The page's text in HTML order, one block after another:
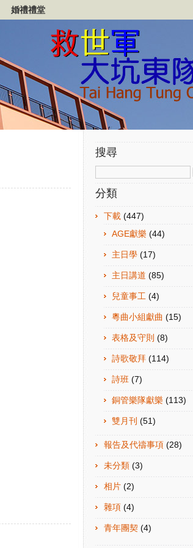
婚禮禮堂
搜尋
分類
下載(447)
AGE獻樂 (44)
主日學 (17)
主日講道 (85)
兒童事工 (4)
粵曲小組獻曲 (15)
表格及守則 (8)
詩歌敬拜 (114)
詩班 (7)
銅管樂隊獻樂 (113)
雙月刊 (51)
報告及代禱事項(28)
未分類(3)
相片(2)
雜項(4)
青年團契 (4)